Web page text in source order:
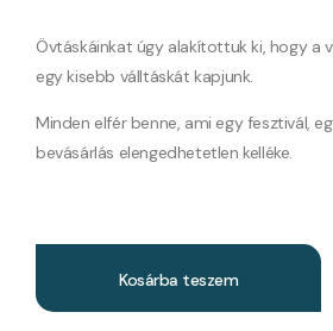
Övtáskáinkat úgy alakítottuk ki, hogy a
egy kisebb válltáskát kapjunk.
Minden elfér benne, ami egy fesztivál,
bevásárlás elengedhetetlen kelléke.
Kosárba teszem